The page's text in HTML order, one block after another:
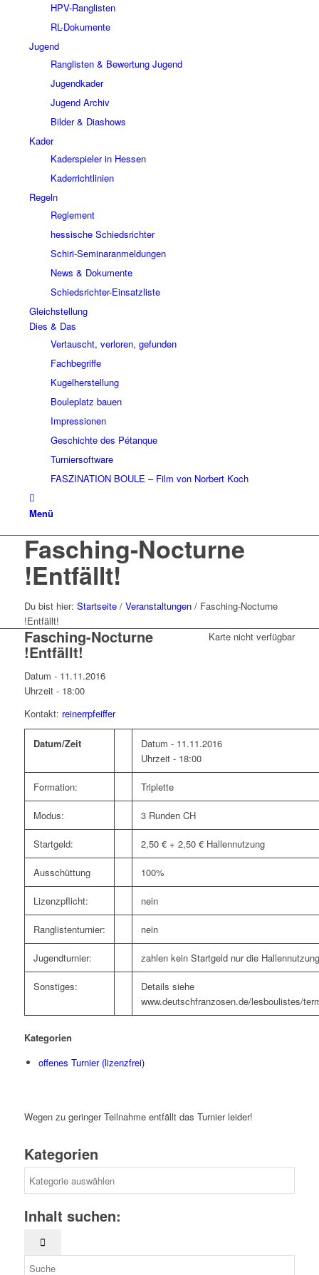
HPV-Ranglisten
RL-Dokumente
Jugend
Ranglisten & Bewertung Jugend
Jugendkader
Jugend Archiv
Bilder & Diashows
Kader
Kaderspieler in Hessen
Kaderrichtlinien
Regeln
Reglement
hessische Schiedsrichter
Schiri-Seminaranmeldungen
News & Dokumente
Schiedsrichter-Einsatzliste
Gleichstellung
Dies & Das
Vertauscht, verloren, gefunden
Fachbegriffe
Kugelherstellung
Bouleplatz bauen
Impressionen
Geschichte des Pétanque
Turniersoftware
FASZINATION BOULE – Film von Norbert Koch
Menü
Fasching-Nocturne
!Entfällt!
Du bist hier: Startseite / Veranstaltungen / Fasching-Nocturne
!Entfällt!
Karte nicht verfügbar
Fasching-Nocturne
!Entfällt!
Datum - 11.11.2016
Uhrzeit - 18:00
Kontakt: reinerrpfeiffer
Datum/Zeit
Datum - 11.11.2016
Uhrzeit - 18:00
Formation: Triplette
Modus: 3 Runden CH
Startgeld: 2,50 € + 2,50 € Hallennutzung
Ausschüttung 100%
Lizenzpflicht: nein
Ranglistenturnier: nein
Jugendturnier: zahlen kein Startgeld nur die
Sonstiges:
Details siehe
www.deutschfranzosen.de/lesboulistes/
Kategorien
offenes Turnier (lizenzfrei)
Wegen zu geringer Teilnahme entfällt das Turnier leider!
Kategorien
Inhalt suchen: